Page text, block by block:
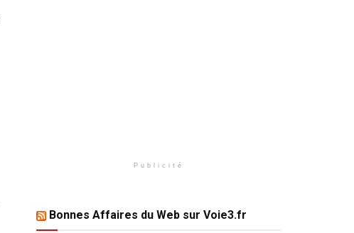
Publicité
Bonnes Affaires du Web sur Voie3.fr